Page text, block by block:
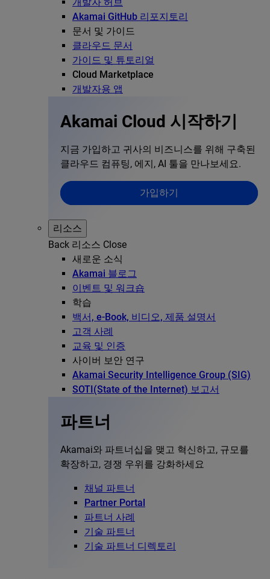
개발자 허브
Akamai GitHub 리포지토리
문서 및 가이드
클라우드 문서
가이드 및 튜토리얼
Cloud Marketplace
개발자용 앱
Akamai Cloud 시작하기
지금 가입하고 귀사의 비즈니스를 위해 구축된
클라우드 컴퓨팅, 에지, AI 툴을 만나보세요.
가입하기
리소스
Back 리소스 Close
새로운 소식
Akamai 블로그
이벤트 및 워크숍
학습
백서, e-Book, 비디오, 제품 설명서
고객 사례
교육 및 인증
사이버 보안 연구
Akamai Security Intelligence Group (SIG)
SOTI(State of the Internet) 보고서
파트너
Akamai와 파트너십을 맺고 혁신하고, 규모를
확장하고, 경쟁 우위를 강화하세요
채널 파트너
Partner Portal
파트너 사례
기술 파트너
기술 파트너 디렉토리